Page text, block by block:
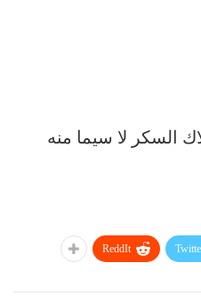
السكر لا سيما منه
ReddIt